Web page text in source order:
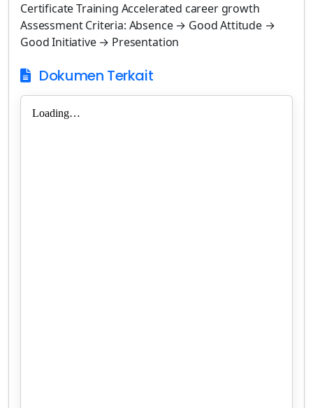
Certificate Training Accelerated career growth
Assessment Criteria: Absence → Good Attitude →
Good Initiative → Presentation
Dokumen Terkait